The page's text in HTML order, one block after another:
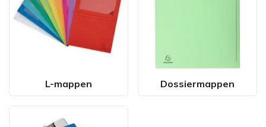
L-mappen Dossiermappen